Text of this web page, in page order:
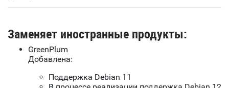
Заменяет иностранные продукты:
GreenPlum
Добавлена:
Поддержка Debian 11